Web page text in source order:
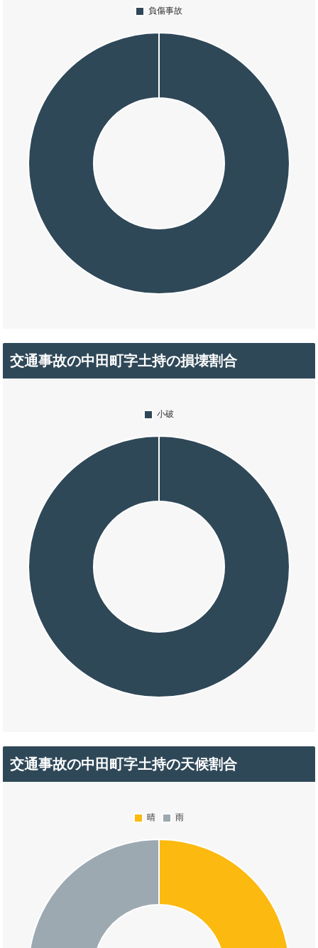
交通事故の中田町字土持の損壊割合
交通事故の中田町字土持の天候割合